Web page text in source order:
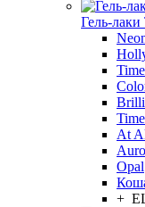
Гель-лаки
At
Opal
+